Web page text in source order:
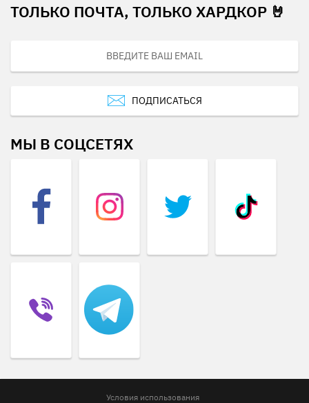
ТОЛЬКО ПОЧТА, ТОЛЬКО ХАРДКОР 🤘
ПОДПИСАТЬСЯ
МЫ В СОЦСЕТЯХ
Условия использования